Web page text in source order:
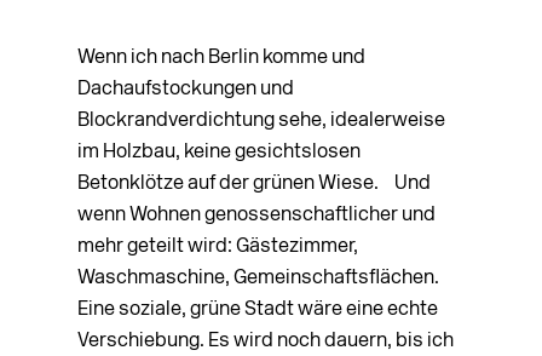
Wenn ich nach Berlin komme und
Dachaufstockungen und
Blockrandverdichtung sehe, idealerweise
im Holzbau, keine gesichtslosen
Betonklötze auf der grünen Wiese. Und
wenn Wohnen genossenschaftlicher und
mehr geteilt wird: Gästezimmer,
Waschmaschine, Gemeinschaftsflächen.
Eine soziale, grüne Stadt wäre eine echte
Verschiebung. Es wird noch dauern, bis ich